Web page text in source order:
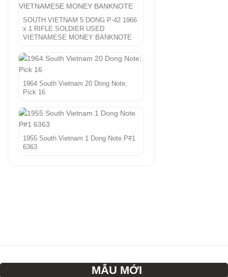
SOUTH VIETNAM 5 DONG P-42 1966
x 1 RIFLE SOLDIER USED
VIETNAMESE MONEY BANKNOTE
1964 South Vietnam 20 Dong Note;
Pick 16
1955 South Vietnam 1 Dong Note P#1
6363
MẪU MỚI